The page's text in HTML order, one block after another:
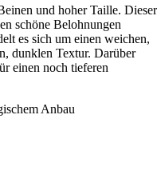
und hoher Taille. Dieser
schöne Belohnungen
es sich um einen weichen,
dunklen Textur. Darüber
einen noch tieferen
Anbau